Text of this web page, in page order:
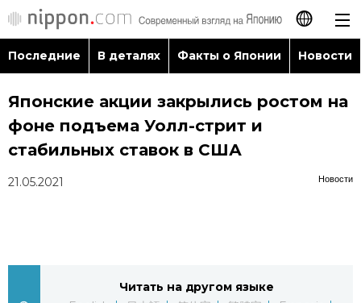
日本語
English
Последние
Последние В деталях Факты о Японии Новости
Японские акции закрылись ростом на
фоне подъема Уолл-стрит и
стабильных ставок в США
Новости
21.05.2021
Читать на другом языке